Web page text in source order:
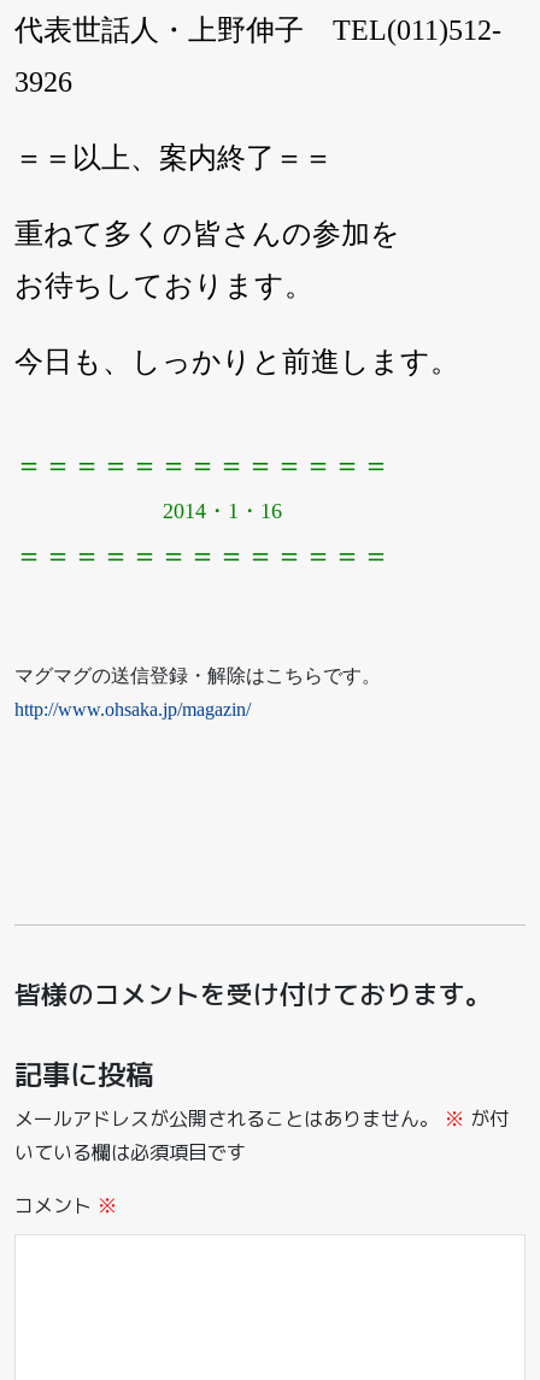
代表世話人・上野伸子 TEL(011)512-
3926
＝＝以上、案内終了＝＝
重ねて多くの皆さんの参加を
お待ちしております。
今日も、しっかりと前進します。
＝＝＝＝＝＝＝＝＝＝＝＝＝
2014・1・16
＝＝＝＝＝＝＝＝＝＝＝＝＝
マグマグの送信登録・解除はこちらです。
http://www.ohsaka.jp/magazin/
皆様のコメントを受け付けております。
記事に投稿
メールアドレスが公開されることはありません。 ※ が付
いている欄は必須項目です
コメント ※